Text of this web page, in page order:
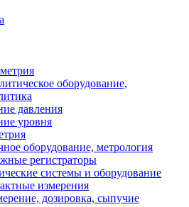
оборудование,
давления
уровня
оборудование, метрология
регистраторы
системы и оборудование
измерения
дозировка, сыпучие